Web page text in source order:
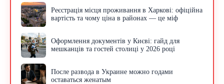
Реєстрація місця проживання в Харкові: офіційна
вартість та чому ціна в районах — це міф
Оформлення документів у Києві: гайд для
мешканців та гостей столиці у 2026 році
После развода в Украине можно годами
оставаться женатым